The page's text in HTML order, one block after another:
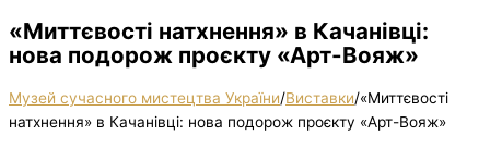
«Миттєвості натхнення» в Качанівці:
нова подорож проєкту «Арт-Вояж»
Музей сучасного мистецтва України/Виставки/«Миттєвості
натхнення» в Качанівці: нова подорож проєкту «Арт-Вояж»